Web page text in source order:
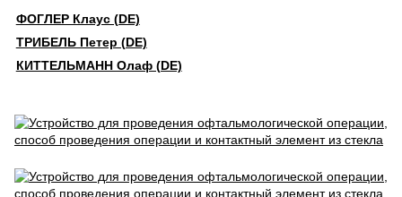
ФОГЛЕР Клаус (DE)
ТРИБЕЛЬ Петер (DE)
КИТТЕЛЬМАНН Олаф (DE)